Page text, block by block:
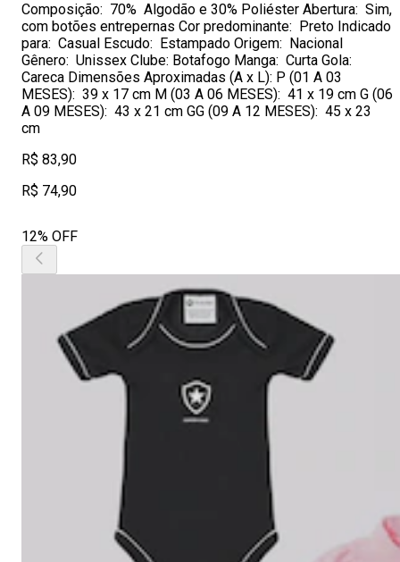
Composição: 70% Algodão e 30% Poliéster Abertura: Sim,
com botões entrepernas Cor predominante: Preto Indicado
para: Casual Escudo: Estampado Origem: Nacional
Gênero: Unissex Clube: Botafogo Manga: Curta Gola:
Careca Dimensões Aproximadas (A x L): P (01 A 03
MESES): 39 x 17 cm M (03 A 06 MESES): 41 x 19 cm G (06
A 09 MESES): 43 x 21 cm GG (09 A 12 MESES): 45 x 23
cm
R$ 83,90
R$ 74,90
12% OFF